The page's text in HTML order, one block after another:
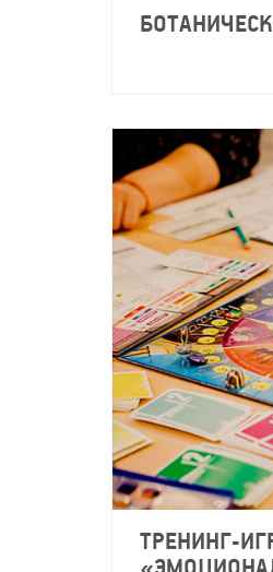
ТРЕНИНГ-